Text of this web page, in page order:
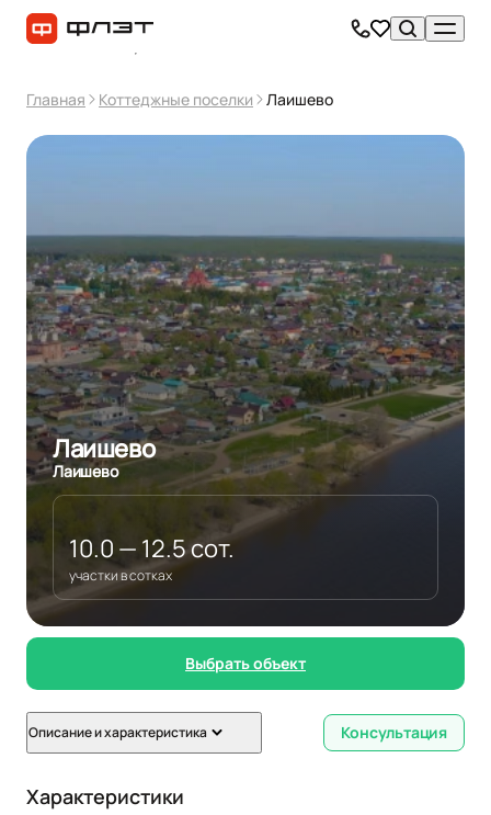
Главная Коттеджные поселки Лаишево
Лаишево
Лаишево
10.0 — 12.5 сот.
участки в сотках
Выбрать объект
Описание и характеристика Консультация
Характеристики